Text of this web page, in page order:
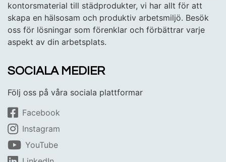
kontorsmaterial till städprodukter, vi har allt för att
skapa en hälsosam och produktiv arbetsmiljö. Besök
oss för lösningar som förenklar och förbättrar varje
aspekt av din arbetsplats.
SOCIALA MEDIER
Följ oss på våra sociala plattformar
Facebook
Instagram
YouTube